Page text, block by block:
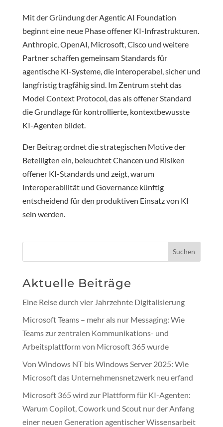
Mit der Gründung der Agentic AI Foundation
beginnt eine neue Phase offener KI-Infrastrukturen.
Anthropic, OpenAI, Microsoft, Cisco und weitere
Partner schaffen gemeinsam Standards für
agentische KI-Systeme, die interoperabel, sicher und
langfristig tragfähig sind. Im Zentrum steht das
Model Context Protocol, das als offener Standard
die Grundlage für kontrollierte, kontextbewusste
KI-Agenten bildet.
Der Beitrag ordnet die strategischen Motive der
Beteiligten ein, beleuchtet Chancen und Risiken
offener KI-Standards und zeigt, warum
Interoperabilität und Governance künftig
entscheidend für den produktiven Einsatz von KI
sein werden.
Suchen
Aktuelle Beiträge
Eine Reise durch vier Jahrzehnte Digitalisierung
Microsoft Teams – mehr als nur Messaging: Wie
Teams zur zentralen Kommunikations- und
Arbeitsplattform von Microsoft 365 wurde
Von Windows NT bis Windows Server 2025: Wie
Microsoft das Unternehmensnetzwerk neu erfand
Microsoft 365 wird zur Plattform für KI-Agenten:
Warum Copilot, Cowork und Scout nur der Anfang
einer neuen Generation agentischer Wissensarbeit